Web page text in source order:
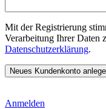
Mit der Registrierung
Verarbeitung Ihrer Daten
Datenschutzerklärung.
Anmelden